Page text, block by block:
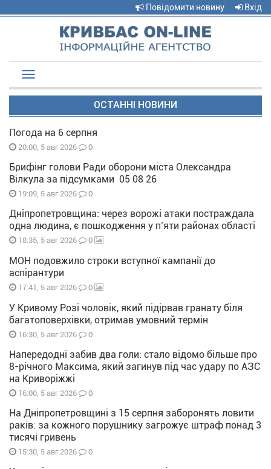
Повідомити новину Вхід
navigation
ОСТАННІ НОВИНИ
Погода на 6 серпня
20:00, 5 авг 2026 0
Брифінг голови Ради оборони міста Олександра
Вілкула за підсумками 05 08 26
19:09, 5 авг 2026 0
Дніпропетровщина: через ворожі атаки постраждала
одна людина, є пошкодження у п’яти районах області
18:35, 5 авг 2026 0
МОН подовжило строки вступної кампанії до
аспірантури
17:41, 5 авг 2026 0
У Кривому Розі чоловік, який підірвав гранату біля
багатоповерхівки, отримав умовний термін
16:30, 5 авг 2026 0
Напередодні забив два голи: стало відомо більше про
8-річного Максима, який загинув під час удару по АЗС
на Криворіжжі
16:00, 5 авг 2026 0
На Дніпропетровщині з 15 серпня заборонять ловити
раків: за кожного порушнику загрожує штраф понад 3
тисячі гривень
15:30, 5 авг 2026 0